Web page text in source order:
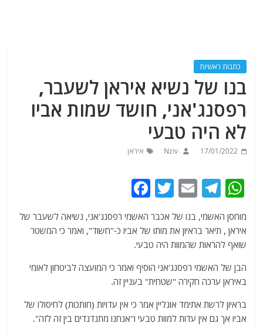
כתבות ראשיות
בנו של נשיא איראן לשעבר,
רפסנג'אני, חושד שמות אביו
לא היה טבעי
17/01/2022
Nziv איראן
W
at
s
A
p
p
T
e
g
ra
m
E
m
ai
l
T
itt
er
c
b
o
o
k
מוחסן האשמי, בנו של אכבר האשמי רפסנג'אני, נשיאה לשעבר של
איראן , תיאר בראיון את מותו של אביו כ-"חשוד", ואמר כי המשטר
שואף להראות שהמוות היה טבעי.
הבן של האשמי רפסנג'אני הוסיף ואמר כי המועצה לביטחון לאומי
באיראן ערכה חקירה "שטחית" בעניין זה.
בראיון לרשת אתימד אונליין אמר כי אין עדויות (חותכות) לחיסולו של
אביו אך גם אין עדות למוות טבעי ו"אנחנו מתנדנדים בין זה לזה".